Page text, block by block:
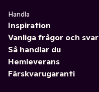
Handla
Inspiration
Vanliga frågor och svar
Så handlar du
Hemleverans
Färskvarugaranti